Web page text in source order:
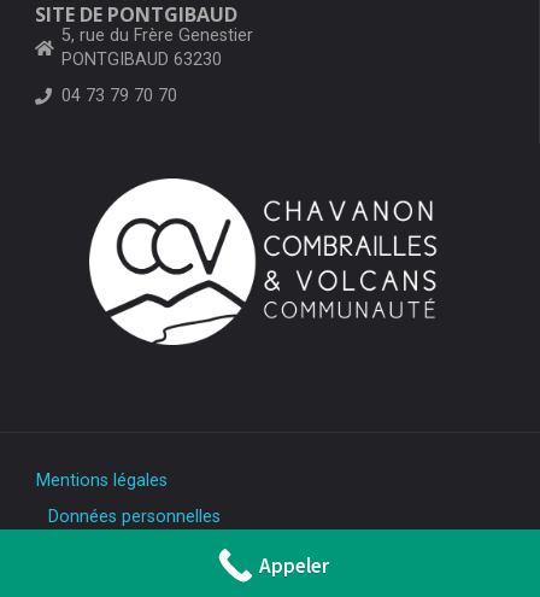
SITE DE PONTGIBAUD
5, rue du Frère Genestier
PONTGIBAUD 63230
04 73 79 70 70
Mentions légales
Données personnelles
Appeler